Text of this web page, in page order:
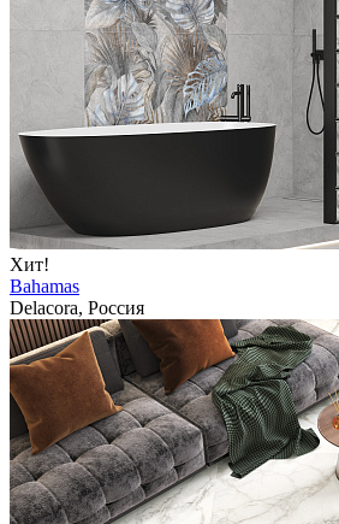
Хит!
Bahamas
Delacora, Россия